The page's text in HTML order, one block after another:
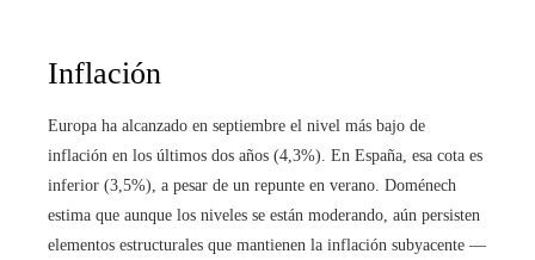
Inflación
Europa ha alcanzado en septiembre el nivel más bajo de
inflación en los últimos dos años (4,3%). En España, esa cota es
inferior (3,5%), a pesar de un repunte en verano. Doménech
estima que aunque los niveles se están moderando, aún persisten
elementos estructurales que mantienen la inflación subyacente —